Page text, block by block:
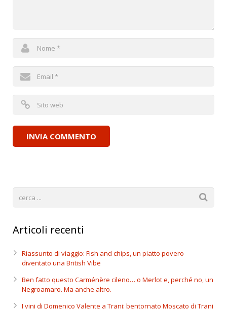
Articoli recenti
Riassunto di viaggio: Fish and chips, un piatto povero
diventato una British Vibe
Ben fatto questo Carménère cileno… o Merlot e, perché no, un
Negroamaro. Ma anche altro.
I vini di Domenico Valente a Trani: bentornato Moscato di Trani